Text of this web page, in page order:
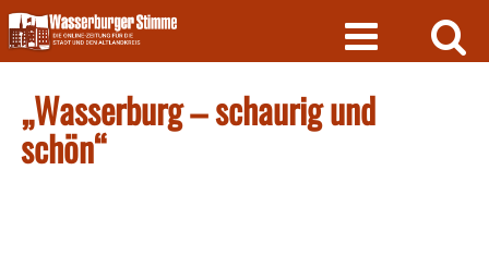
Skip
to
content
„Wasserburg – schaurig und
schön“